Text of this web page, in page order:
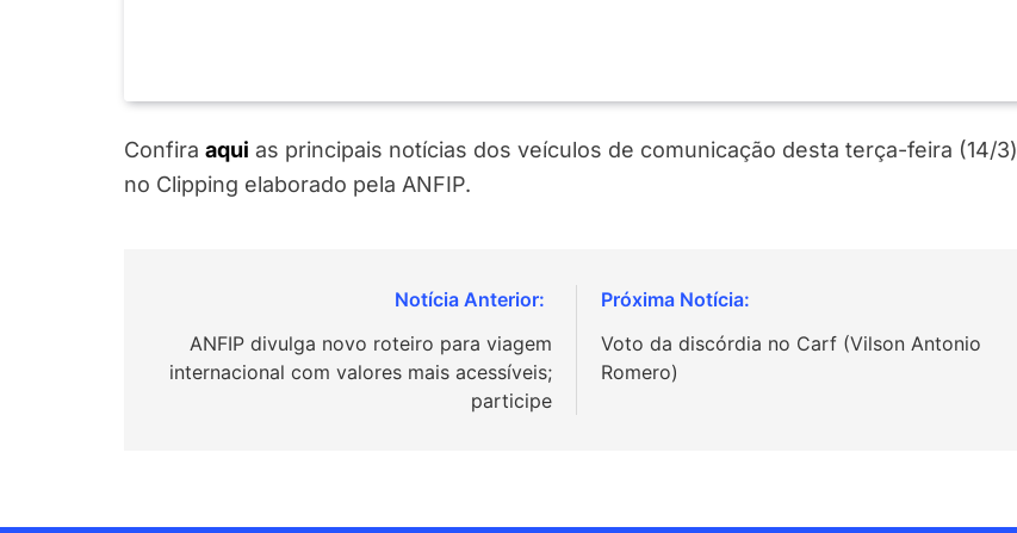
Confira aqui as principais notícias dos veículos de comunicação desta terça-feira (14/3)
no Clipping elaborado pela ANFIP.
Post
ANFIP divulga novo roteiro para viagem
internacional com valores mais acessíveis;
participe
Voto da discórdia no Carf (Vilson Antonio
Romero)